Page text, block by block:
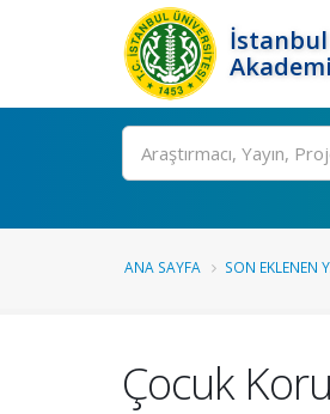
Ara
ANA SAYFA SON EKLENEN
Çocuk